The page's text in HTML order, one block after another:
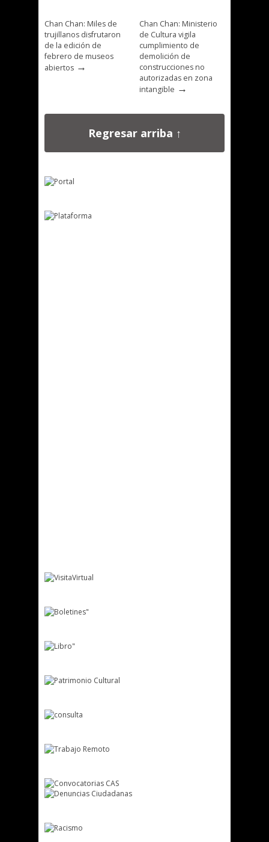
Chan Chan: Miles de
trujillanos disfrutaron
de la edición de
febrero de museos
abiertos →
Chan Chan: Ministerio
de Cultura vigila
cumplimiento de
demolición de
construcciones no
autorizadas en zona
intangible →
Regresar arriba ↑